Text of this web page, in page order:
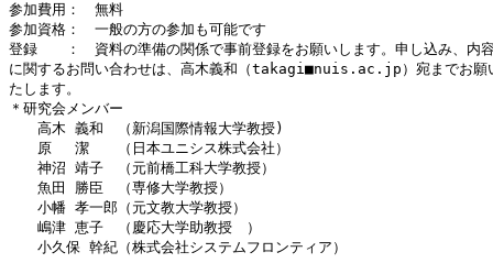
参加費用：　無料
参加資格：　一般の方の参加も可能です
登録　　：　資料の準備の関係で事前登録をお願いします。申し込み、内
に関するお問い合わせは、高木義和（takagi■nuis.ac.jp）宛までお願
たします。
＊研究会メンバー
高木 義和　（新潟国際情報大学教授)
原　 潔　　（日本ユニシス株式会社）
神沼 靖子　（元前橋工科大学教授）
魚田 勝臣　（専修大学教授）
小幡 孝一郎（元文教大学教授）
嶋津 恵子　（慶応大学助教授　）
小久保 幹紀（株式会社システムフロンティア）